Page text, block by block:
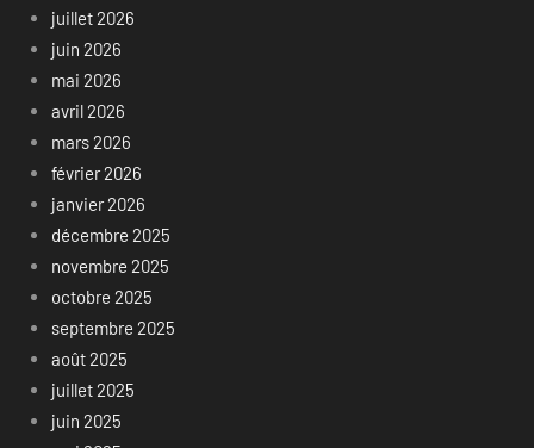
juillet 2026
juin 2026
mai 2026
avril 2026
mars 2026
février 2026
janvier 2026
décembre 2025
novembre 2025
octobre 2025
septembre 2025
août 2025
juillet 2025
juin 2025